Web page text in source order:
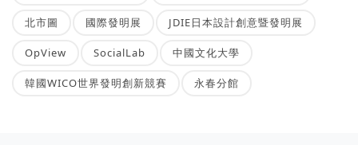
北市圖 國際發明展 JDIE日本設計創意暨發明展
OpView SocialLab 中國文化大學
韓國WICO世界發明創新競賽 永春分館